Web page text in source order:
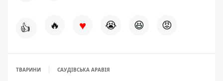
👍 🔥 ♥ 😭 😆 😡
ТВАРИНИ САУДІВСЬКА АРАВІЯ